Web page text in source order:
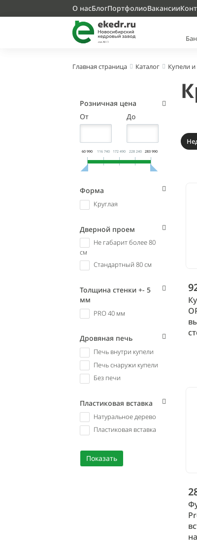
О насБлогПортфолиоВакансии
Главная страница Каталог Купели
Розничная цена
От
До
60 990 116 740 172 490 228 240 283 990
Форма
Круглая
Дверной проем
Не габарит более 80
см
Стандартный 80 см
Толщина стенки +- 5
мм
PRO 40 мм
Дровяная печь
Печь внутри купели
Печь снаружи купели
Без печи
Пластиковая вставка
Натуральное дерево
Пластиковая вставка